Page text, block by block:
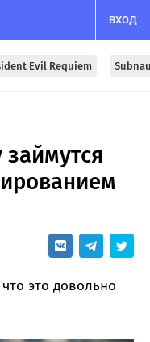
ВХОД
Evil Requiem
это довольно